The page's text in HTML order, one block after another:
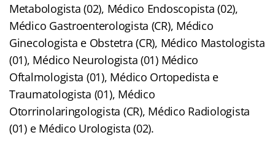
Metabologista (02), Médico Endoscopista (02),
Médico Gastroenterologista (CR), Médico
Ginecologista e Obstetra (CR), Médico Mastologista
(01), Médico Neurologista (01) Médico
Oftalmologista (01), Médico Ortopedista e
Traumatologista (01), Médico
Otorrinolaringologista (CR), Médico Radiologista
(01) e Médico Urologista (02).